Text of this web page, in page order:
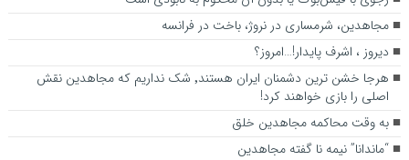
مجاهدین، شرم‎ساری در نروژ، باخت در فرانسه
ديروز ، اشرف پايدار!…امروز؟
هرجا خشن ترین دشمنان ایران هستند٬ شک نداریم که مجاهدین نقش
اصلی را بازی خواهند کرد!
به وقت محاکمه مجاهدین خلق
“ماندانا” نیمه نا گفته مجاهدین